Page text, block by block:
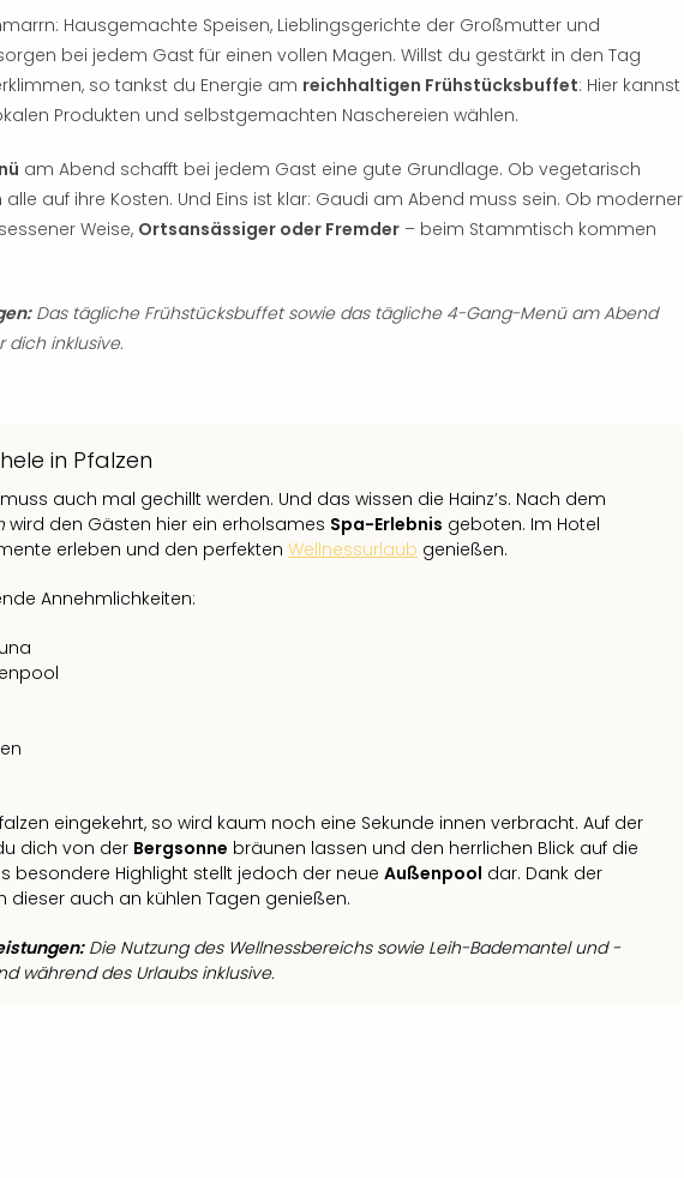
Hausgemachte Speisen, Lieblingsgerichte der Großmutter und
bei jedem Gast für einen vollen Magen. Willst du gestärkt in den Tag
so tankst du Energie am reichhaltigen Frühstücksbuffet: Hier kannst
Produkten und selbstgemachten Naschereien wählen.
am Abend schafft bei jedem Gast eine gute Grundlage. Ob vegetarisch
auf ihre Kosten. Und Eins ist klar: Gaudi am Abend muss sein. Ob moderner
Weise, Ortsansässiger oder Fremder – beim Stammtisch kommen
Das tägliche Frühstücksbuffet sowie das tägliche 4-Gang-Menü am Abend
dich inklusive.
in Pfalzen
auch mal gechillt werden. Und das wissen die Hainz’s. Nach dem
wird den Gästen hier ein erholsames Spa-Erlebnis geboten. Im Hotel
erleben und den perfekten Wellnessurlaub genießen.
Annehmlichkeiten:
eingekehrt, so wird kaum noch eine Sekunde innen verbracht. Auf der
dich von der Bergsonne bräunen lassen und den herrlichen Blick auf die
besondere Highlight stellt jedoch der neue Außenpool dar. Dank der
dieser auch an kühlen Tagen genießen.
Die Nutzung des Wellnessbereichs sowie Leih-Bademantel und -
während des Urlaubs inklusive.